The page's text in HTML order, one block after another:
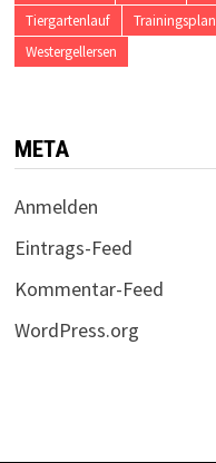
Tiergartenlauf
Trainingsplan
Westergellersen
META
Anmelden
Eintrags-Feed
Kommentar-Feed
WordPress.org